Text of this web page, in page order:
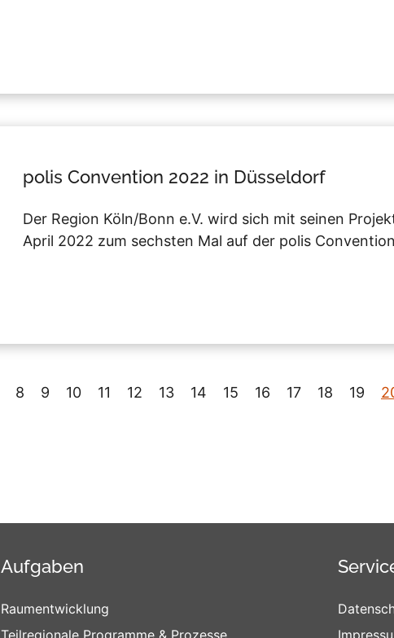
polis Convention 2022 in Düsseldorf
Der Region Köln/Bonn e.V. wird sich mit seinen
April 2022 zum sechsten Mal auf der polis
8 9 10 11 12 13 14 15 16 17 18 19
Aufgaben
Raumentwicklung
Teilregionale Programme & Prozesse